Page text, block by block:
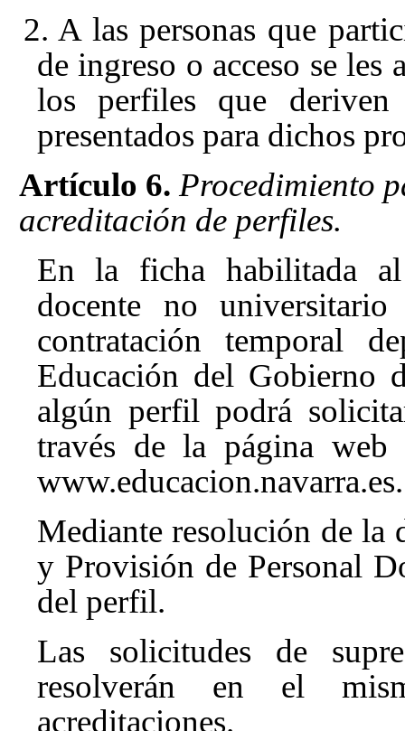
2. A las personas que
de ingreso o acceso se
los perfiles que
presentados para dichos
Artículo 6. Procedimiento
acreditación de perfiles.
En la ficha habilitada
docente no
contratación temporal
Educación del Gobierno
algún perfil podrá
través de la página web
www.educacion.navarra.es.
Mediante resolución de la
y Provisión de Personal
del perfil.
Las solicitudes de
resolverán en el
acreditaciones.